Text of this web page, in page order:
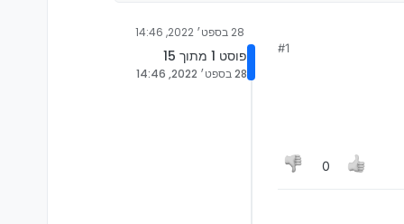
#1
0
28 בספט׳ 2022, 14:46
פוסט 1 מתוך 15
28 בספט׳ 2022, 14:46